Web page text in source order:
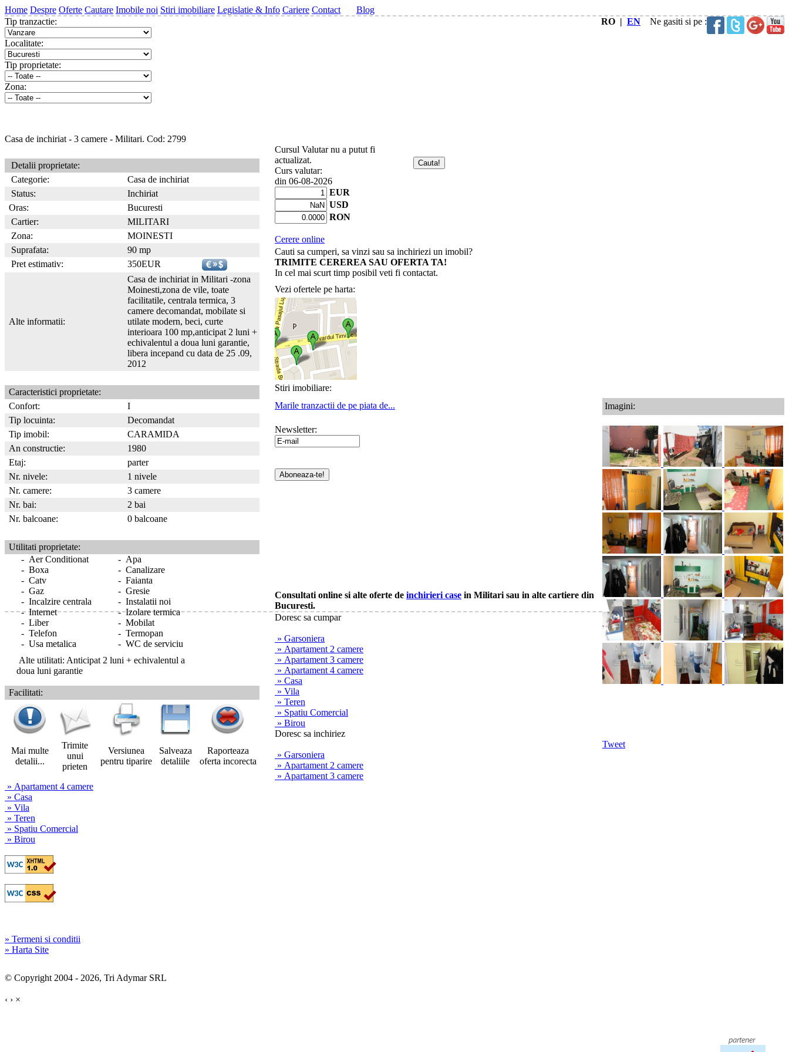
Home Despre Oferte Cautare Imobile noi Stiri imobiliare Legislatie & Info Cariere Contact
Blog
RO | EN Ne gasiti si pe :
Tip tranzactie:
Localitate:
Tip proprietate:
Zona:
Casa de inchiriat - 3 camere - Militari. Cod: 2799
Detalii proprietate:
Categorie:
Casa de inchiriat
Status:
Inchiriat
Oras:
Bucuresti
Cartier:
MILITARI
Zona:
MOINESTI
Suprafata:
90 mp
Pret estimativ:
350EUR
Alte informatii:
Casa de inchiriat in Militari -zona
Moinesti,zona de vile, toate
facilitatile, centrala termica, 3
camere decomandat, mobilate si
utilate modern, beci, curte
interioara 100 mp,anticipat 2 luni +
echivalentul a doua luni garantie,
libera incepand cu data de 25 .09,
2012
Caracteristici proprietate:
Confort:
I
Tip locuinta:
Decomandat
Tip imobil:
CARAMIDA
An constructie:
1980
Etaj:
parter
Nr. nivele:
1 nivele
Nr. camere:
3 camere
Nr. bai:
2 bai
Nr. balcoane:
0 balcoane
Utilitati proprietate:
- Aer Conditionat
- Apa
- Boxa
- Canalizare
- Catv
- Faianta
- Gaz
- Gresie
- Incalzire centrala
- Instalatii noi
- Internet
- Izolare termica
- Liber
- Mobilat
- Telefon
- Termopan
- Usa metalica
- WC de serviciu
Alte utilitati: Anticipat 2 luni + echivalentul a
doua luni garantie
Facilitati:
Mai multe
detalii...
Trimite
unui
prieten
Versiunea
pentru tiparire
Salveaza
detaliile
Raporteaza
oferta incorecta
Imagini:
Tweet
Cursul Valutar nu a putut fi
actualizat.
Curs valutar:
din 06-08-2026
EUR
USD
RON
Cerere online
Cauti sa cumperi, sa vinzi sau sa inchiriezi un imobil?
TRIMITE CEREREA SAU OFERTA TA!
In cel mai scurt timp posibil veti fi contactat.
Vezi ofertele pe harta:
Stiri imobiliare:
Marile tranzactii de pe piata de...
Newsletter:
Consultati online si alte oferte de inchirieri case in Militari sau in alte cartiere din
Bucuresti.
Doresc sa cumpar
» Garsoniera
» Apartament 2 camere
» Apartament 3 camere
» Apartament 4 camere
» Casa
» Vila
» Teren
» Spatiu Comercial
» Birou
Doresc sa inchiriez
» Garsoniera
» Apartament 2 camere
» Apartament 3 camere
» Apartament 4 camere
» Casa
» Vila
» Teren
» Spatiu Comercial
» Birou
» Termeni si conditii
» Harta Site
© Copyright 2004 - 2026, Tri Adymar SRL
‹ › ×